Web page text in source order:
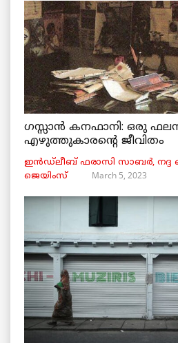
ഗസ്സാൻ കനഫാനി: ഒരു
എഴുത്തുകാരന്റെ ജീവിതം
ഇൻഡ്ലീബ് ​​ഫരാസി സാബർ,
ജെയിംസ്
March 5, 2023